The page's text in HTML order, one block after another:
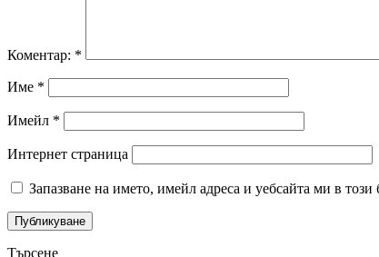
Коментар: *
Име *
Имейл *
Интернет страница
Запазване на името, имейл адреса и уебсайта ми в
Търсене